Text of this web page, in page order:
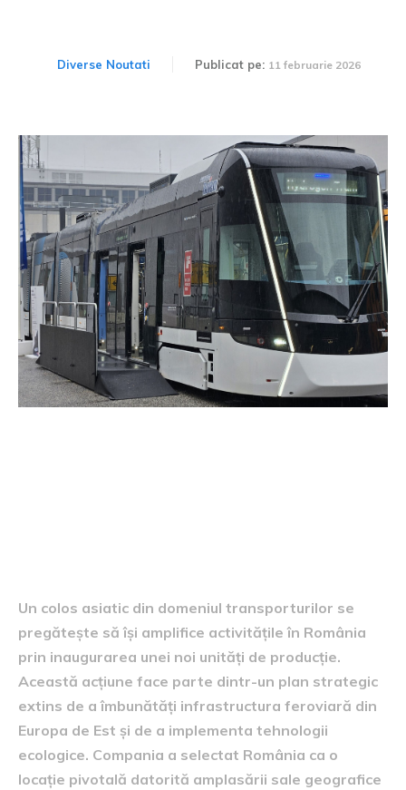
Diverse Noutati Publicat pe: 11 februarie 2026
Un colos asiatic din domeniul transporturilor se
pregătește să își amplifice activitățile în România
prin inaugurarea unei noi unități de producție.
Această acțiune face parte dintr-un plan strategic
extins de a îmbunătăți infrastructura feroviară din
Europa de Est și de a implementa tehnologii
ecologice. Compania a selectat România ca o
locație pivotală datorită amplasării sale geografice